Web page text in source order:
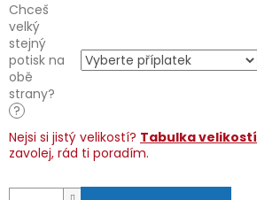
Chceš
velký
stejný
potisk na
obě
strany?
?
Nejsi si jistý velikostí? Tabulka velikostí
zavolej, rád ti poradím.